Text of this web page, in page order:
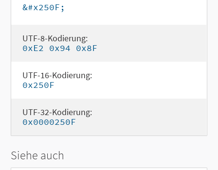
&#x250F;
UTF-8-Kodierung:
0xE2 0x94 0x8F
UTF-16-Kodierung:
0x250F
UTF-32-Kodierung:
0x0000250F
Siehe auch